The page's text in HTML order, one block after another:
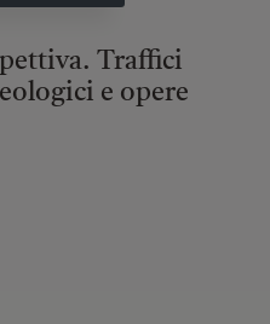
Traffici
e opere